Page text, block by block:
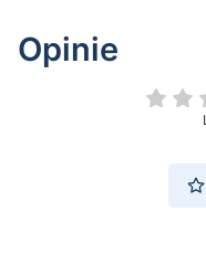
Opinie